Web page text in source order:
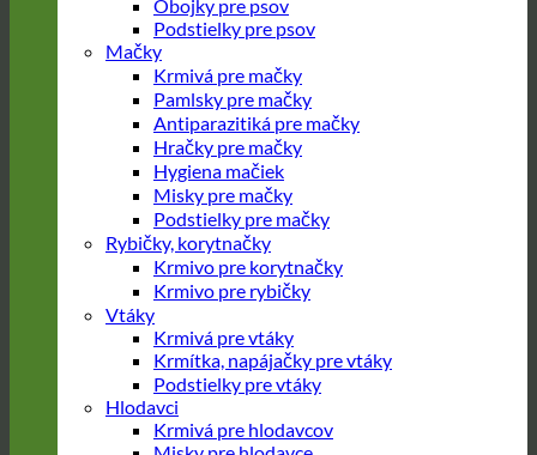
Obojky pre psov
Podstielky pre psov
Mačky
Krmivá pre mačky
Pamlsky pre mačky
Antiparazitiká pre mačky
Hračky pre mačky
Hygiena mačiek
Misky pre mačky
Podstielky pre mačky
Rybičky, korytnačky
Krmivo pre korytnačky
Krmivo pre rybičky
Vtáky
Krmivá pre vtáky
Krmítka, napájačky pre vtáky
Podstielky pre vtáky
Hlodavci
Krmivá pre hlodavcov